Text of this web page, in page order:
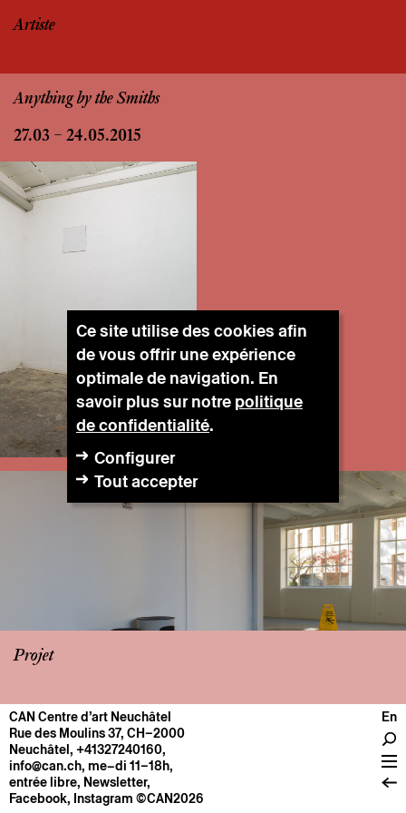
Artiste
Anything by the Smiths
27.03 – 24.05.2015
Projet
CENTRE
Infos pratiques
Fonctionnement
À propos
CAN Centre d’art Neuchâtel
Rue des Moulins 37, CH–2000
Neuchâtel, +41327240160,
info@can.ch, me–di 11–18h,
entrée libre, Newsletter,
Facebook, Instagram ©CAN2026
En
Ce site utilise des cookies afin
de vous offrir une expérience
optimale de navigation. En
savoir plus sur notre politique
de confidentialité.
Configurer
Tout accepter